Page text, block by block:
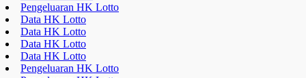
Pengeluaran HK Lotto
Data HK Lotto
Data HK Lotto
Data HK Lotto
Data HK Lotto
Pengeluaran HK Lotto